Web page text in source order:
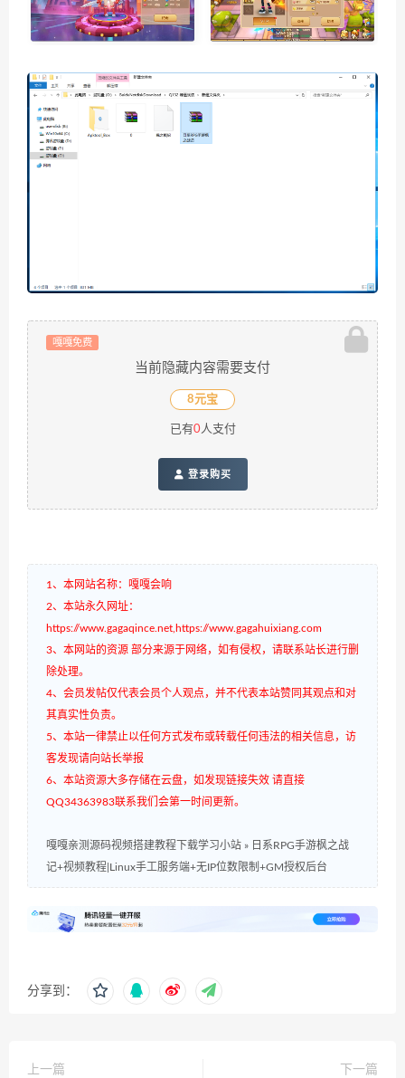
嘎嘎免费
当前隐藏内容需要支付
8元宝
已有0人支付
登录购买
1、本网站名称：嘎嘎会响
2、本站永久网址：
https://www.gagaqince.net,https://www.gagahuixiang.com
3、本网站的资源 部分来源于网络，如有侵权，请联系站长进行删
除处理。
4、会员发帖仅代表会员个人观点，并不代表本站赞同其观点和对
其真实性负责。
5、本站一律禁止以任何方式发布或转载任何违法的相关信息，访
客发现请向站长举报
6、本站资源大多存储在云盘，如发现链接失效 请直接
QQ34363983联系我们会第一时间更新。
嘎嘎亲测源码视频搭建教程下载学习小站 » 日系RPG手游枫之战
记+视频教程|Linux手工服务端+无IP位数限制+GM授权后台
分享到：
上一篇
下一篇